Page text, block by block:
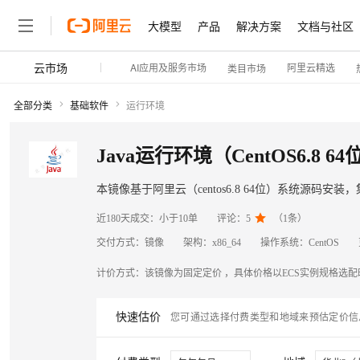
大模型 产品 解决方案 文档与社区
云市场 AI应用及服务市场 类目市场 阿里云精选
全部分类 基础软件 运行环境
Java运行环境（CentOS6.8 64
本镜像基于阿里云（centos6.8 64位）系统源码安装
近180天成交： 小于10单 评论： 5  （1条）
交付方式： 镜像 架构： x86_64 操作系统： CentOS
计价方式： 该镜像为固定定价 ，具体价格以ECS实例规格选
快速估价 您可通过选择付费类型和地域来预估定价